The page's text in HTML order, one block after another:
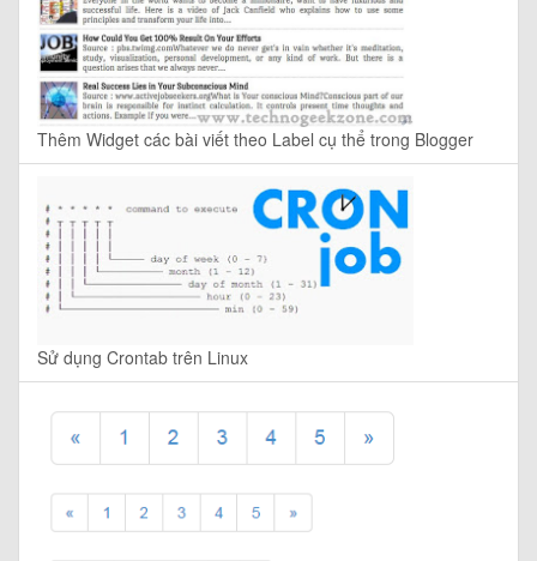
Thêm Widget các bài viết theo Label cụ thể trong Blogger
Sử dụng Crontab trên Linux